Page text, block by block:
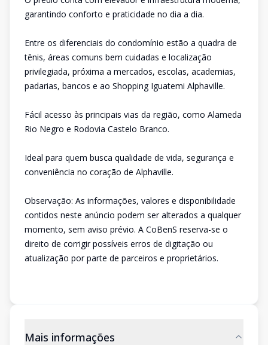
garantindo conforto e praticidade no dia a dia.
Entre os diferenciais do condomínio estão a quadra de
tênis, áreas comuns bem cuidadas e localização
privilegiada, próxima a mercados, escolas, academias,
padarias, bancos e ao Shopping Iguatemi Alphaville.
Fácil acesso às principais vias da região, como Alameda
Rio Negro e Rodovia Castelo Branco.
Ideal para quem busca qualidade de vida, segurança e
conveniência no coração de Alphaville.
Observação: As informações, valores e disponibilidade
contidos neste anúncio podem ser alterados a qualquer
momento, sem aviso prévio. A CoBenS reserva-se o
direito de corrigir possíveis erros de digitação ou
atualização por parte de parceiros e proprietários.
Mais informações